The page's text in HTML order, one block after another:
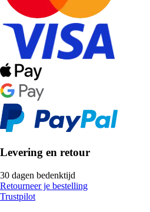
Levering en retour
30 dagen bedenktijd
Retourneer je bestelling
Trustpilot